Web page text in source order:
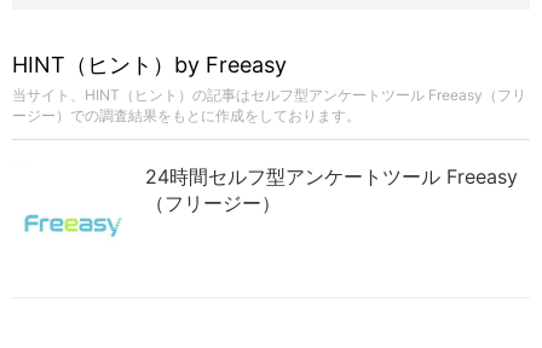
HINT（ヒント）by Freeasy
当サイト、HINT（ヒント）の記事はセルフ型アンケートツール Freeasy（フリ
ージー）での調査結果をもとに作成をしております。
24時間セルフ型アンケートツール Freeasy
（フリージー）